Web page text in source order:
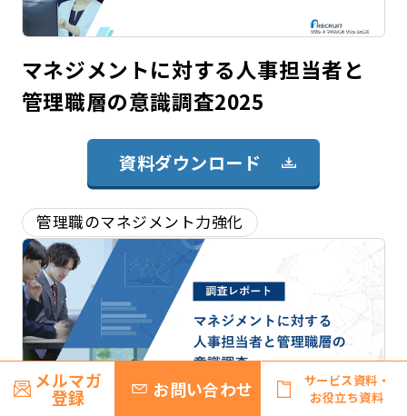
マネジメントに対する人事担当者と
管理職層の意識調査2025
資料ダウンロード
管理職のマネジメント力強化
メルマガ
登録 お問い合わせ
サービス資料・
お役立ち資料